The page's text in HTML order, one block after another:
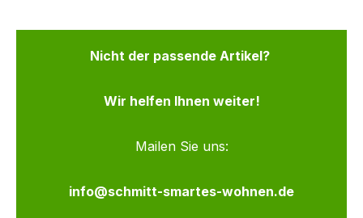
Nicht der passende Artikel?
Wir helfen Ihnen weiter!
Mailen Sie uns:
info@schmitt-smartes-wohnen.de